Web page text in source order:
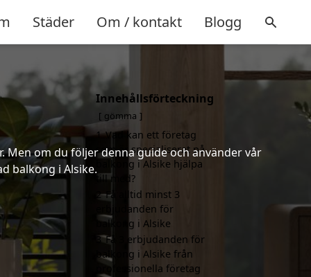
Städer Om / kontakt Blogg
om du följer denna guide och använder vår
balkong i Alsike.
Innehållsförteckning
gömma
1 Vad kan ett företag
som är specialiserat på
balkong i Alsike hjälpa
till med?
2 Få alltid minst 3
erbjudanden för
balkong i Alsike
3 Få 3 erbjudanden för
balkong i Alsike från
professionella företag